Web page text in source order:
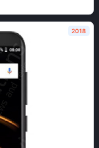
2018